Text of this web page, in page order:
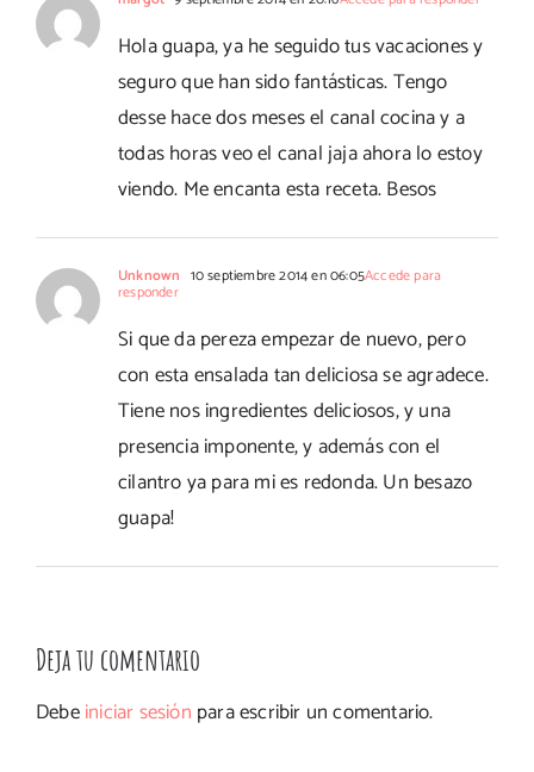
Hola guapa, ya he seguido tus vacaciones y
seguro que han sido fantásticas. Tengo
desse hace dos meses el canal cocina y a
todas horas veo el canal jaja ahora lo estoy
viendo. Me encanta esta receta. Besos
Unknown 10 septiembre 2014 en 06:05Accede para
responder
Si que da pereza empezar de nuevo, pero
con esta ensalada tan deliciosa se agradece.
Tiene nos ingredientes deliciosos, y una
presencia imponente, y además con el
cilantro ya para mi es redonda. Un besazo
guapa!
Deja tu comentario
Debeiniciar sesión para escribir un comentario.